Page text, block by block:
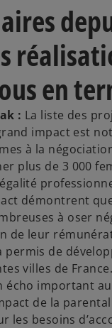
en
: La liste des
impact est
à la
plus de 3 000
démontrent
à oser
de leur
permis de
villes de
écho important
de la
les besoins